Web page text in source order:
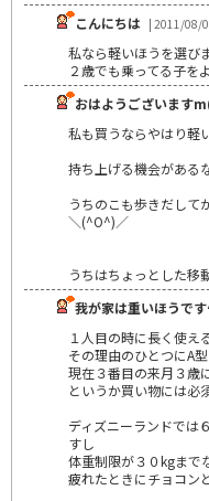
こんにちは | 2011/08/
私なら軽いほうを選びま
２歳でも乗ってる子を
おはようございます
私も買うならやはり軽
持ち上げる機会があ
うちのこも歩きだして
＼(^O^)／
うちはちょっとした移
我が家は重いほうです
１人目の時に長く使え
その理由のひとつにA
現在３番目の来月３歳
というか買い物には必
ディズニーランドでは
すし
体重制限が３０kgまで
疲れたときにチョコン